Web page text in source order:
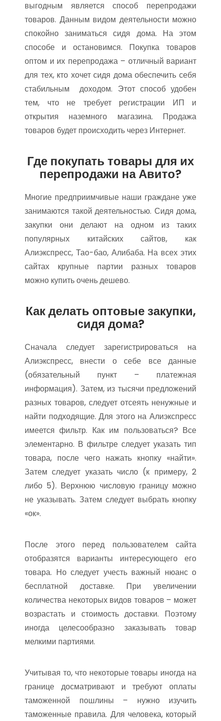
выгодным является способ перепродажи
товаров. Данным видом деятельности можно
спокойно заниматься сидя дома. На этом
способе и остановимся. Покупка товаров
оптом и их перепродажа – отличный вариант
для тех, кто хочет сидя дома обеспечить себя
стабильным доходом. Этот способ удобен
тем, что не требует регистрации ИП и
открытия наземного магазина. Продажа
товаров будет происходить через Интернет.
Где покупать товары для их
перепродажи на Авито?
Многие предприимчивые наши граждане уже
занимаются такой деятельностью. Сидя дома,
закупки они делают на одном из таких
популярных китайских сайтов, как
Алиэкспресс, Тао-бао, Алибаба. На всех этих
сайтах крупные партии разных товаров
можно купить очень дешево.
Как делать оптовые закупки,
сидя дома?
Сначала следует зарегистрироваться на
Алиэкспресс, внести о себе все данные
(обязательный пункт – платежная
информация). Затем, из тысячи предложений
разных товаров, следует отсеять ненужные и
найти подходящие. Для этого на Алиэкспресс
имеется фильтр. Как им пользоваться? Все
элементарно. В фильтре следует указать тип
товара, после чего нажать кнопку «найти».
Затем следует указать число (к примеру, 2
либо 5). Верхнюю числовую границу можно
не указывать. Затем следует выбрать кнопку
«ок».
После этого перед пользователем сайта
отобразятся варианты интересующего его
товара. Но следует учесть важный нюанс о
бесплатной доставке. При увеличении
количества некоторых видов товаров – может
возрастать и стоимость доставки. Поэтому
иногда целесообразно заказывать товар
мелкими партиями.
Учитывая то, что некоторые товары иногда на
границе досматривают и требуют оплаты
таможенной пошлины – нужно изучить
таможенные правила. Для человека, который